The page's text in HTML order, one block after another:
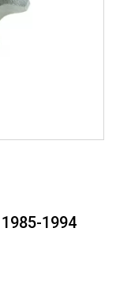
1994